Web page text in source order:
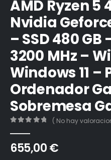
AMD Ryzen 5
Nvidia
– SSD 480 GB
3200 MHz –
Windows 11 –
Ordenador
Sobremesa
( No hay
655,00€